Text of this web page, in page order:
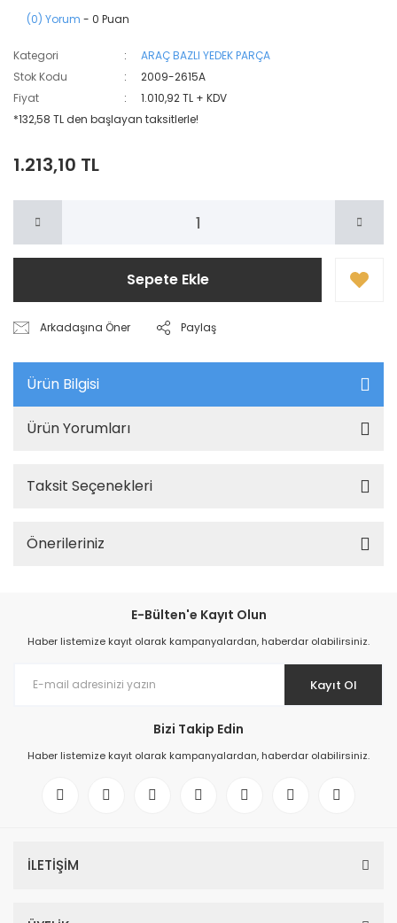
(0) Yorum - 0 Puan
Kategori
ARAÇ BAZLI YEDEK PARÇA
Stok Kodu
2009-2615A
Fiyat
1.010,92 TL + KDV
*132,58 TL den başlayan taksitlerle!
1.213,10 TL
Sepete Ekle
Arkadaşına Öner Paylaş
Ürün Bilgisi
Ürün Yorumları
Taksit Seçenekleri
Önerileriniz
E-Bülten'e Kayıt Olun
Haber listemize kayıt olarak kampanyalardan, haberdar olabilirsiniz.
Kayıt Ol
Bizi Takip Edin
Haber listemize kayıt olarak kampanyalardan, haberdar olabilirsiniz.
İLETİŞİM